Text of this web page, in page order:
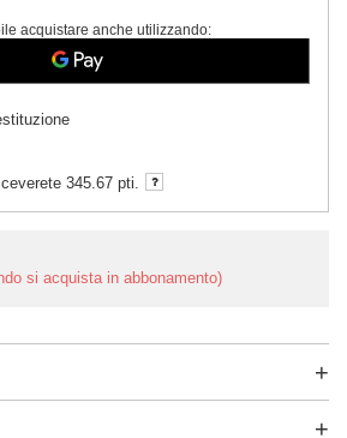
si acquista in abbonamento)
acquistare anche utilizzando:
345.67 pti.